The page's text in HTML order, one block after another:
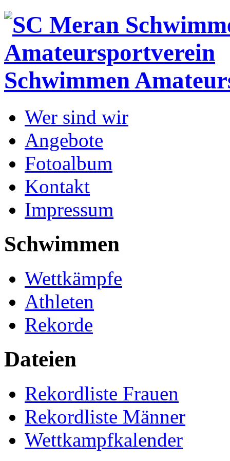
Schwimmen
Wer sind wir
Angebote
Fotoalbum
Kontakt
Impressum
Schwimmen
Wettkämpfe
Athleten
Rekorde
Dateien
Rekordliste Frauen
Rekordliste Männer
Wettkampfkalender